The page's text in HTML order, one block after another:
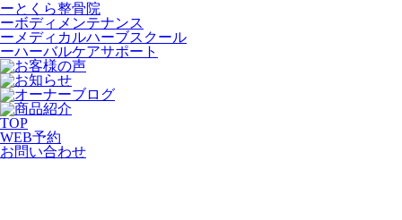
ーとくら整骨院
ーボディメンテナンス
ーメディカルハーブスクール
ーハーバルケアサポート
TOP
WEB予約
お問い合わせ